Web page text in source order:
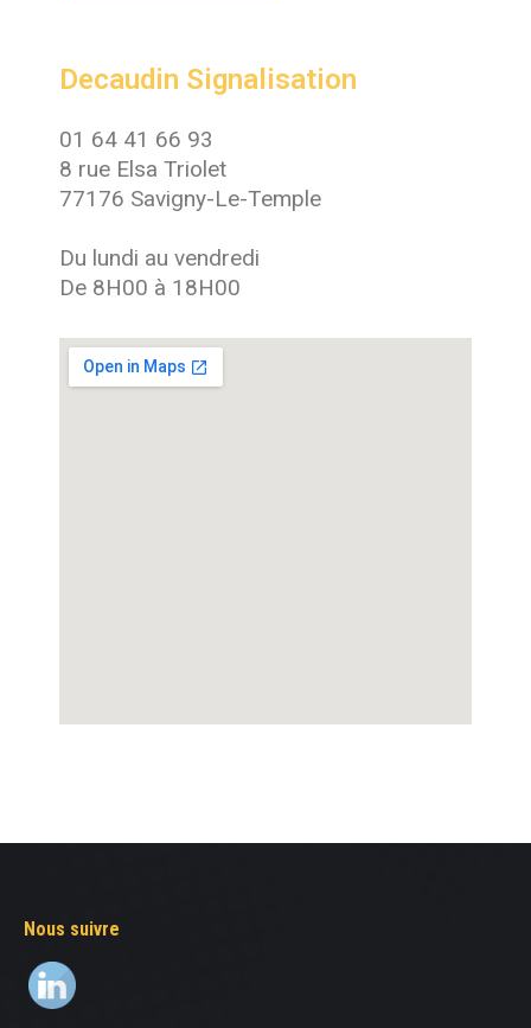
Decaudin Signalisation
01 64 41 66 93
8 rue Elsa Triolet
77176 Savigny-Le-Temple
Du lundi au vendredi
De 8H00 à 18H00
Nous suivre